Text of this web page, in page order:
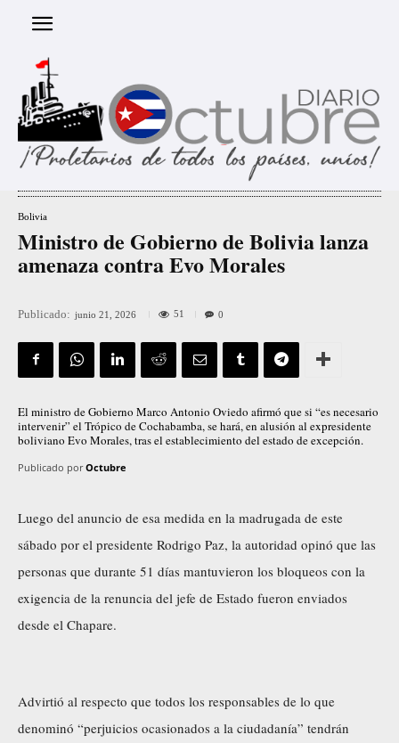
Bolivia
Ministro de Gobierno de Bolivia lanza
amenaza contra Evo Morales
Publicado: junio 21, 2026 51 0
El ministro de Gobierno Marco Antonio Oviedo afirmó que si “es necesario
intervenir” el Trópico de Cochabamba, se hará, en alusión al expresidente
boliviano Evo Morales, tras el establecimiento del estado de excepción.
Publicado por Octubre
Luego del anuncio de esa medida en la madrugada de este
sábado por el presidente Rodrigo Paz, la autoridad opinó que las
personas que durante 51 días mantuvieron los bloqueos con la
exigencia de la renuncia del jefe de Estado fueron enviados
desde el Chapare.
Advirtió al respecto que todos los responsables de lo que
denominó “perjuicios ocasionados a la ciudadanía” tendrán